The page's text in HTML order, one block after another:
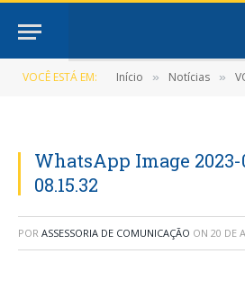
VOCÊ ESTÁ EM: Início » Notícias »
WhatsApp Image 2023-
08.15.32
POR ASSESSORIA DE COMUNICAÇÃO ON 20 DE